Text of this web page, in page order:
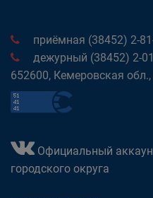
приёмная (38452) 2-
дежурный (38452) 2-
652600, Кемеровская обл.,
Официальный
городского округа